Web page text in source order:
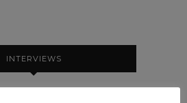
INTERVIEWS